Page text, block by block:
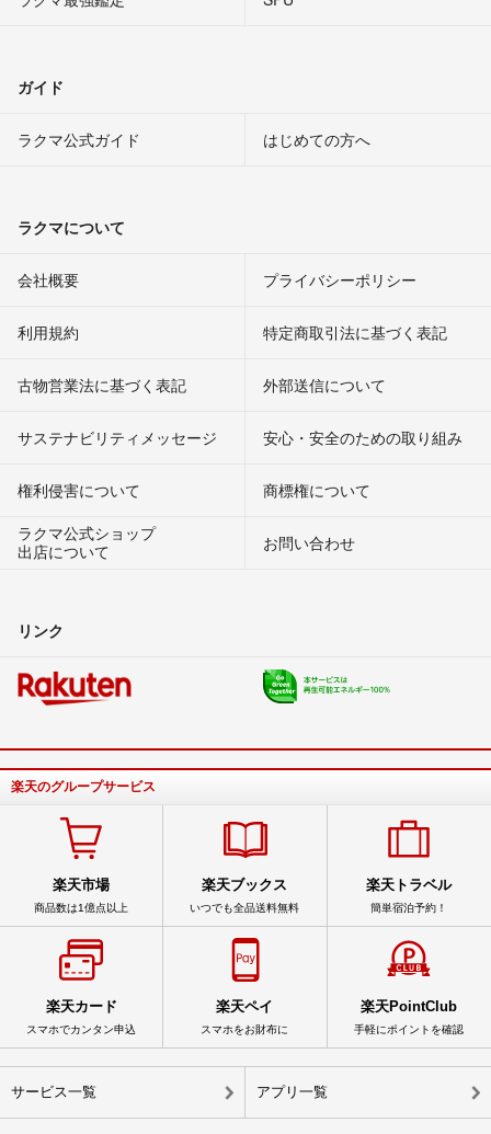
ガイド
ラクマ公式ガイド はじめての方へ
ラクマについて
会社概要 プライバシーポリシー
利用規約 特定商取引法に基づく表記
古物営業法に基づく表記 外部送信について
サステナビリティメッセージ 安心・安全のための取り組み
権利侵害について
商標権について
ラクマ公式ショップ
出店について
お問い合わせ
リンク
楽天のグループサービス
楽天市場
商品数は1億点以上
楽天ブックス
いつでも全品送料無料
楽天トラベル
簡単宿泊予約！
楽天カード
スマホでカンタン申込
楽天ペイ
スマホをお財布に
楽天PointClub
手軽にポイントを確認
サービス一覧 アプリ一覧